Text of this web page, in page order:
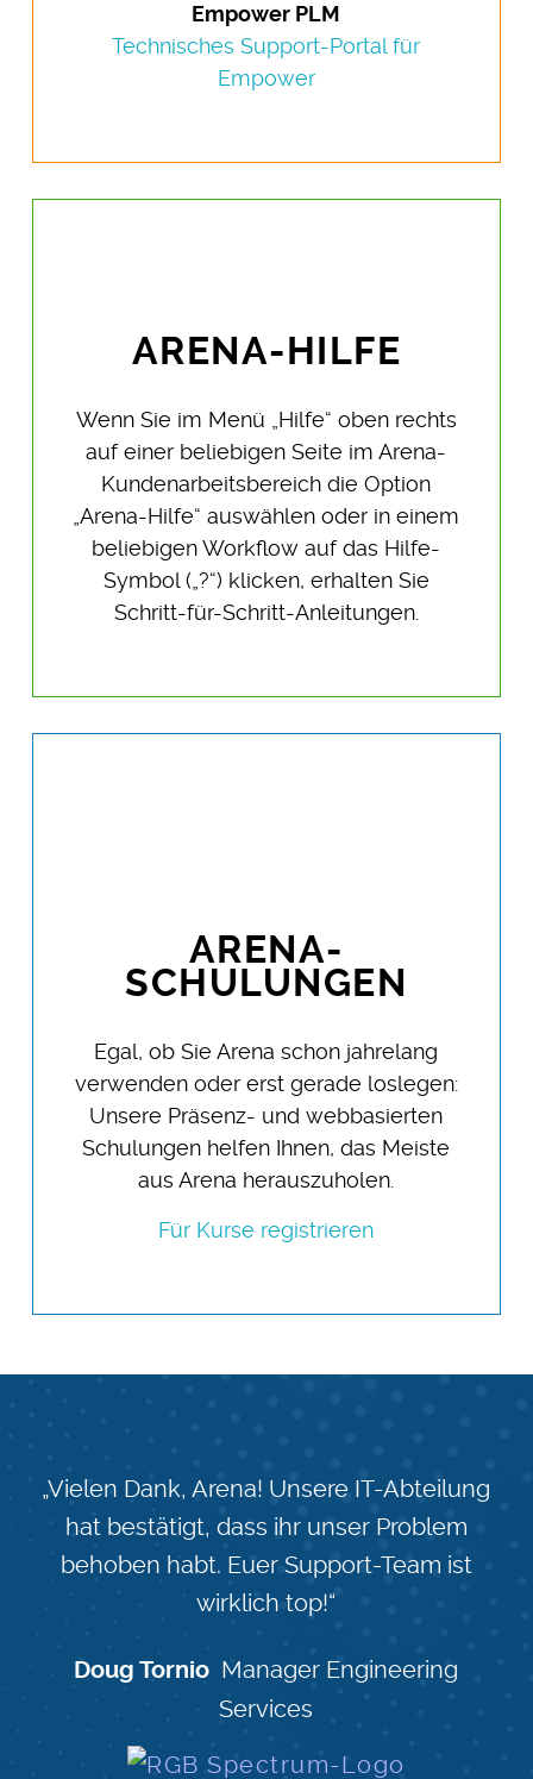
Empower PLM
Technisches Support-Portal für
Empower
ARENA-HILFE
Wenn Sie im Menü „Hilfe“ oben rechts
auf einer beliebigen Seite im Arena-
Kundenarbeitsbereich die Option
„Arena-Hilfe“ auswählen oder in einem
beliebigen Workflow auf das Hilfe-
Symbol („?“) klicken, erhalten Sie
Schritt-für-Schritt-Anleitungen.
ARENA-
SCHULUNGEN
Egal, ob Sie Arena schon jahrelang
verwenden oder erst gerade loslegen:
Unsere Präsenz- und webbasierten
Schulungen helfen Ihnen, das Meiste
aus Arena herauszuholen.
Für Kurse registrieren
„Vielen Dank, Arena! Unsere IT-Abteilung
hat bestätigt, dass ihr unser Problem
behoben habt. Euer Support-Team ist
wirklich top!“
Doug Tornio Manager Engineering
Services